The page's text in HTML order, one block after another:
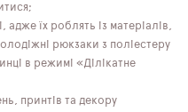
адже їх роблять із матеріалів,
рюкзаки з поліестеру
в режимі «Ділікатне
принтів та декору